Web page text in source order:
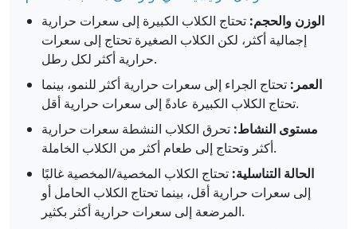
الوزن والحجم: تحتاج الكلاب الكبيرة إلى سعرات حرارية
إجمالية أكثر، لكن الكلاب الصغيرة تحتاج إلى سعرات
حرارية أكثر لكل رطل.
العمر: تحتاج الجراء إلى سعرات حرارية أكثر للنمو، بينما
تحتاج الكلاب الكبيرة عادةً إلى سعرات حرارية أقل.
مستوى النشاط: تحرق الكلاب النشطة سعرات حرارية
أكثر وتحتاج إلى طعام أكثر من الكلاب الخاملة.
الحالة التناسلية: تحتاج الكلاب المخصية/المخصية غالبًا
إلى سعرات حرارية أقل، بينما تحتاج الكلاب الحامل أو
المرضعة إلى سعرات حرارية أكثر بكثير.